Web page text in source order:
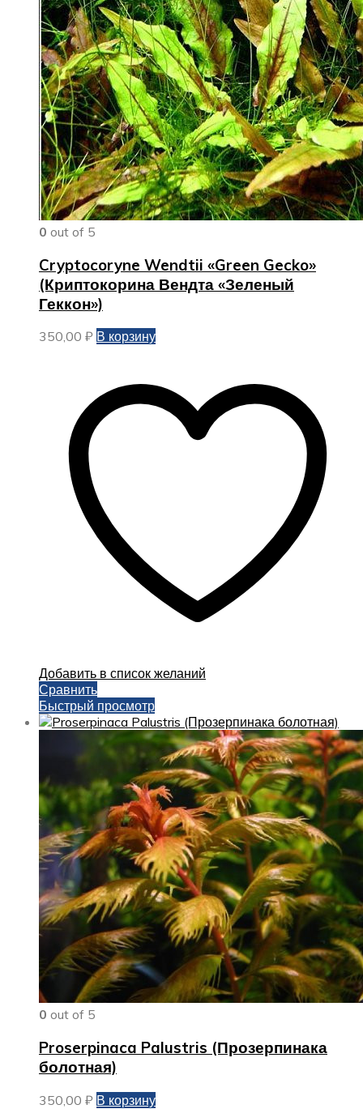
0 out of 5
Cryptocoryne Wendtii «Green Gecko»
(Криптокорина Вендта «Зеленый
Геккон»)
350,00 ₽ В корзину
Добавить в список желаний
Сравнить
Быстрый просмотр
0 out of 5
Proserpinaca Palustris (Прозерпинака
болотная)
350,00 ₽ В корзину